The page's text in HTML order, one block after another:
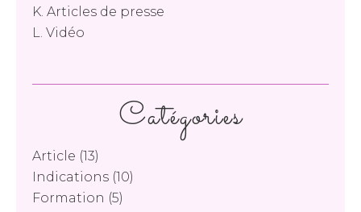
Catégories
Article (13)
Indications (10)
Formation (5)
K. Articles de presse
L. Vidéo